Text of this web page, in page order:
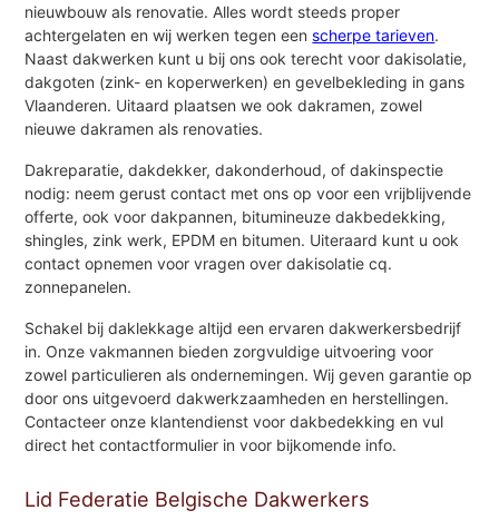
nieuwbouw als renovatie. Alles wordt steeds proper
achtergelaten en wij werken tegen eenscherpe tarieven.
Naast dakwerken kunt u bij ons ook terecht voor dakisolatie,
dakgoten (zink- en koperwerken) en gevelbekleding in gans
Vlaanderen. Uitaard plaatsen we ook dakramen, zowel
nieuwe dakramen als renovaties.
Dakreparatie, dakdekker, dakonderhoud, of dakinspectie
nodig: neem gerust contact met ons op voor een vrijblijvende
offerte, ook voor dakpannen, bitumineuze dakbedekking,
shingles, zink werk, EPDM en bitumen. Uiteraard kunt u ook
contact opnemen voor vragen over dakisolatie cq.
zonnepanelen.
Schakel bij daklekkage altijd een ervaren dakwerkersbedrijf
in. Onze vakmannen bieden zorgvuldige uitvoering voor
zowel particulieren als ondernemingen. Wij geven garantie op
door ons uitgevoerd dakwerkzaamheden en herstellingen.
Contacteer onze klantendienst voor dakbedekking en vul
direct het contactformulier in voor bijkomende info.
Lid Federatie Belgische Dakwerkers